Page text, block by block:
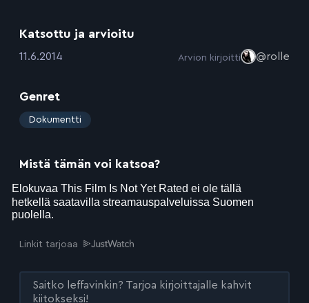
Katsottu ja arvioitu
:11.6.2014 Arvion kirjoitti @rolle
Genret
: Dokumentti
Mistä tämän voi katsoa?
Linkit tarjoaa
Saitko leffavinkin? Tarjoa kirjoittajalle kahvit
kiitokseksi!